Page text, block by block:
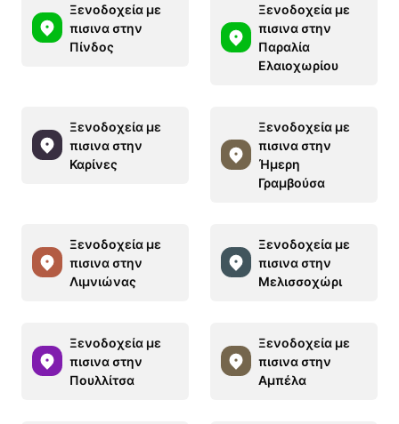
Ξενοδοχεία με
πισινα στην
Πίνδος
Ξενοδοχεία με
πισινα στην
Παραλία
Ελαιοχωρίου
Ξενοδοχεία με
πισινα στην
Καρίνες
Ξενοδοχεία με
πισινα στην
Ήμερη
Γραμβούσα
Ξενοδοχεία με
πισινα στην
Λιμνιώνας
Ξενοδοχεία με
πισινα στην
Μελισσοχώρι
Ξενοδοχεία με
πισινα στην
Πουλλίτσα
Ξενοδοχεία με
πισινα στην
Αμπέλα